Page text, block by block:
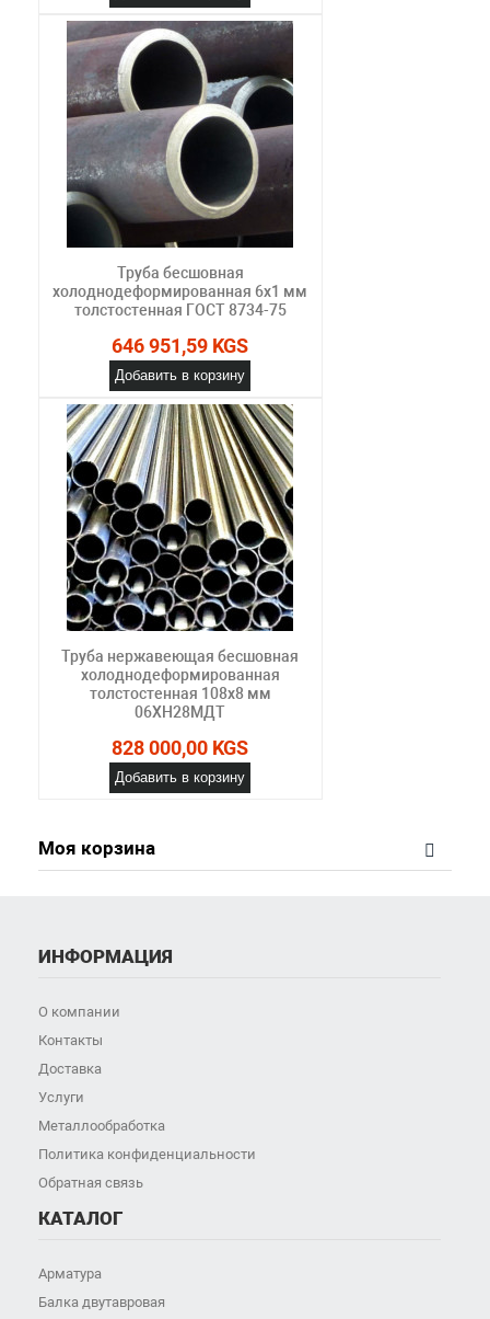
Труба бесшовная
холоднодеформированная 6х1 мм
толстостенная ГОСТ 8734-75
646 951,59 KGS
Добавить в корзину
Труба нержавеющая бесшовная
холоднодеформированная
толстостенная 108х8 мм
06ХН28МДТ
828 000,00 KGS
Добавить в корзину
Моя корзина
ИНФОРМАЦИЯ
О компании
Контакты
Доставка
Услуги
Металлообработка
Политика конфиденциальности
Обратная связь
КАТАЛОГ
Арматура
Балка двутавровая